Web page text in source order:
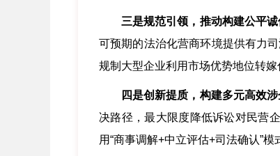
三是规范引领，推动构建公平诚
可预期的法治化营商环境提供有力
规制大型企业利用市场优势地位转
四是创新提质，构建多元高效涉
决路径，最大限度降低诉讼对民营
用“商事调解+中立评估+司法确认”